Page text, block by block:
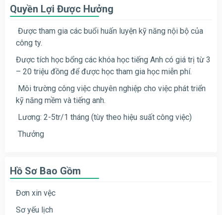
Quyền Lợi Được Hưởng
Được tham gia các buổi huấn luyện kỹ năng nội bộ của
công ty.
Được tích học bổng các khóa học tiếng Anh có giá trị từ 3
– 20 triệu đồng để được học tham gia học miễn phí.
Môi trường công việc chuyên nghiệp cho việc phát triển
kỹ năng mềm và tiếng anh.
Lương: 2-5tr/1 tháng (tùy theo hiệu suất công việc)
Thưởng
Hồ Sơ Bao Gồm
Đơn xin vệc
Sơ yếu lịch